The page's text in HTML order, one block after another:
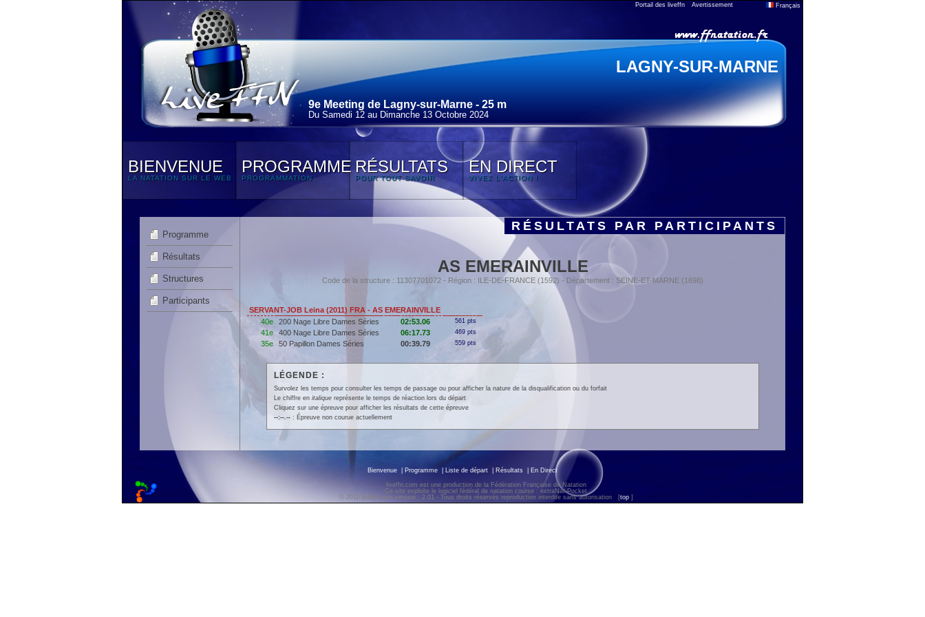
Portail des liveffn Avertissement Français
LAGNY-SUR-MARNE
9e Meeting de Lagny-sur-Marne - 25 m
Du Samedi 12 au Dimanche 13 Octobre 2024
BIENVENUE
LA NATATION SUR LE WEB
PROGRAMME
PROGRAMMATION
RÉSULTATS
POUR TOUT SAVOIR
EN DIRECT
VIVEZ L'ACTION !
Programme
Résultats
Structures
Participants
RÉSULTATS PAR PARTICIPANTS
AS EMERAINVILLE
Code de la structure : 11307701072 - Région : ILE-DE-FRANCE (1592) - Département : SEINE-ET-MARNE (1698)
SERVANT-JOB Leina (2011) FRA - AS EMERAINVILLE
40e
200 Nage Libre Dames Séries 02:53.06 561 pts
41e 400 Nage Libre Dames Séries 06:17.73 469 pts
35e 50 Papillon Dames Séries 00:39.79 559 pts
LÉGENDE :
Survolez les temps pour consulter les temps de passage ou pour afficher la nature de la disqualification ou du forfait
Le chiffre en italiquereprésente le temps de réaction lors du départ
Cliquez sur une épreuve pour afficher les résultats de cette épreuve
--:--.--: Épreuve non courue actuellement
Bienvenue Programme Liste de départ Résultats En Direct
liveffn.com est une production de la Fédération Française de Natation
Ce site exploite le logiciel fédéral de natation course : extraNat-Pocket
© 2011 liveffn.com version : 2.01 - Tous droits réservés reproduction interdite sans autorisation
[top ]